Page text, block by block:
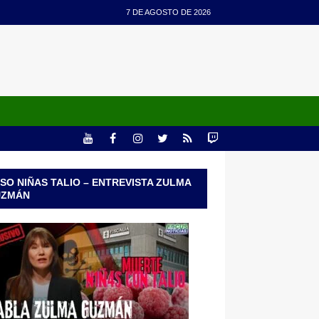
7 DE AGOSTO DE 2026
NIÑAS TALIO – ENTREVISTA ZULMA